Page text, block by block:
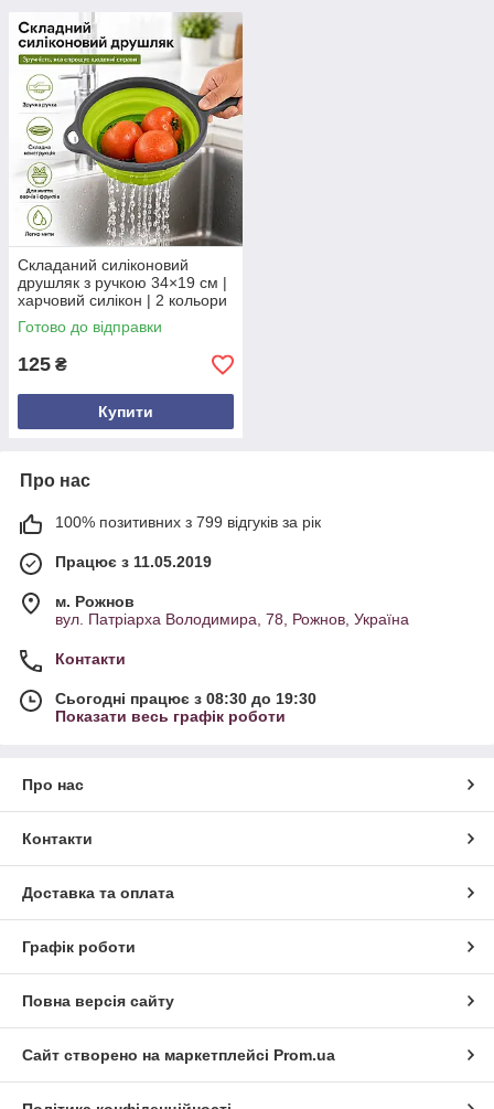
Складаний силіконовий
друшляк з ручкою 34×19 см |
харчовий силікон | 2 кольори
Готово до відправки
125 ₴
Купити
Про нас
100% позитивних з 799 відгуків за рік
Працює з 11.05.2019
м. Рожнов
вул. Патріарха Володимира, 78, Рожнов, Україна
Контакти
Сьогодні працює з 08:30 до 19:30
Показати весь графік роботи
Про нас
Контакти
Доставка та оплата
Графік роботи
Повна версія сайту
Сайт створено на маркетплейсі Prom.ua